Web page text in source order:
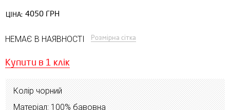
ЦІНА: 4050 ГРН
НЕМАЄ В НАЯВНОСТІ Розмірна сітка
Купити в 1 клік
Колір чорний
Матеріал: 100% бавовна